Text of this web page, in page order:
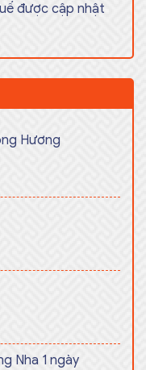
được cập nhật
Hương
Nha 1 ngày